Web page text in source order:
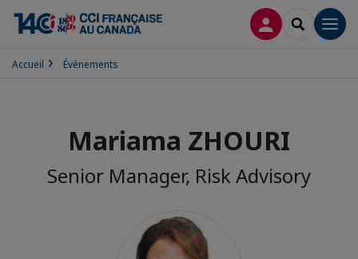
CONNEXION
Accueil Événements
Mariama ZHOURI
Senior Manager, Risk Advisory